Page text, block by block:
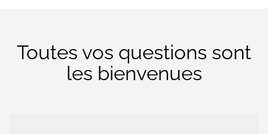
Toutes vos questions sont
les bienvenues